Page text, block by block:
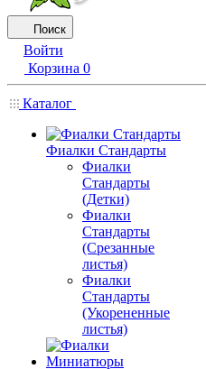
Поиск
Войти
Корзина 0
Каталог
Фиалки Стандарты
Фиалки
Стандарты
(Детки)
Фиалки
Стандарты
(Срезанные
листья)
Фиалки
Стандарты
(Укорененные
листья)